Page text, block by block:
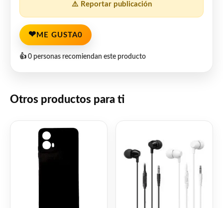
⚠️ Reportar publicación
❤ ME GUSTA0
👍 0 personas recomiendan este producto
Otros productos para ti